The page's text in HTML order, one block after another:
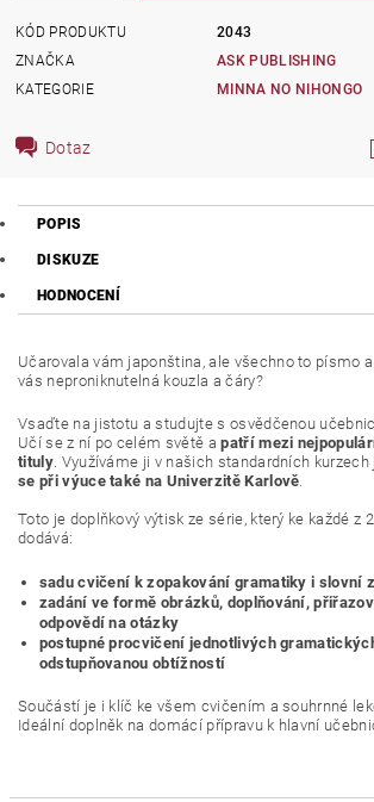
KÓD PRODUKTU
2043
ZNAČKA
ASK PUBLISHING
KATEGORIE
MINNA NO NIHONGO
Dotaz
POPIS
DISKUZE
HODNOCENÍ
Učarovala vám japonština, ale všechno to písmo
vás neproniknutelná kouzla a čáry?
Vsaďte na jistotu a studujte s osvědčenou
Učí se z ní po celém světě apatří mezi
tituly. Využíváme ji v našich standardních
se při výuce také na Univerzitě Karlově.
Toto je doplňkový výtisk ze série, který ke každé z
dodává:
sadu cvičení k zopakování gramatiky i slovní
zadání ve formě obrázků, doplňování,
odpovědí na otázky
postupné procvičení jednotlivých
odstupňovanou obtížností
Součástí je i klíč ke všem cvičením a souhrnné
Ideální doplněk na domácí přípravu k hlavní